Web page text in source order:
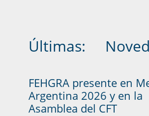
Últimas:
FEHGRA presente en
Argentina 2026 y en la
Asamblea del CFT